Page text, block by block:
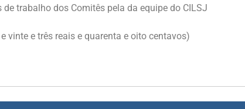
trabalho dos Comitês pela da equipe do CILSJ
vinte e três reais e quarenta e oito centavos)